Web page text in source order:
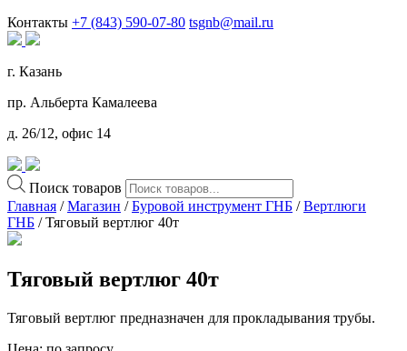
Контакты +7 (843) 590-07-80 tsgnb@mail.ru
г. Казань
пр. Альберта Камалеева
д. 26/12, офис 14
Поиск товаров
Главная /Магазин /Буровой инструмент ГНБ /Вертлюги
ГНБ / Тяговый вертлюг 40т
Тяговый вертлюг 40т
Тяговый вертлюг предназначен для прокладывания трубы.